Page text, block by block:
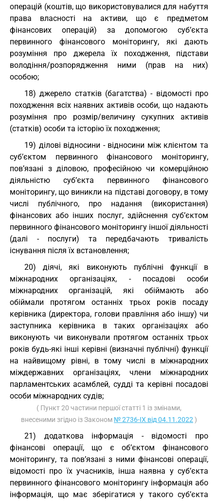
операцій (коштів, що використовувалися для набуття
права власності на активи, що є предметом
фінансових операцій) за допомогою суб’єкта
первинного фінансового моніторингу, які дають
розуміння про джерела їх походження, підстави
володіння/розпорядження ними (прав на них)
особою;
18) джерело статків (багатства) - відомості про
походження всіх наявних активів особи, що надають
розуміння про розмір/величину сукупних активів
(статків) особи та історію їх походження;
19) ділові відносини - відносини між клієнтом та
суб’єктом первинного фінансового моніторингу,
пов’язані з діловою, професійною чи комерційною
діяльністю суб’єкта первинного фінансового
моніторингу, що виникли на підставі договору, в тому
числі публічного, про надання (використання)
фінансових або інших послуг, здійснення суб’єктом
первинного фінансового моніторингу іншої діяльності
(далі - послуги) та передбачають тривалість
існування після їх встановлення;
20) діячі, які виконують публічні функції в
міжнародних організаціях, - посадові особи
міжнародних організацій, які обіймають або
обіймали протягом останніх трьох років посаду
керівника (директора, голови правління або іншу) чи
заступника керівника в таких організаціях або
виконують чи виконували протягом останніх трьох
років будь-які інші керівні (визначні публічні) функції
на найвищому рівні, в тому числі в міжнародних
міждержавних організаціях, члени міжнародних
парламентських асамблей, судді та керівні посадові
особи міжнародних судів;
( Пункт 20 частини першої статті 1 із змінами,
внесеними згідно із Законом № 2736-IX від 04.11.2022 )
21) додаткова інформація - відомості про
фінансові операції, що є об’єктом фінансового
моніторингу, та пов’язані з ними фінансові операції,
відомості про їх учасників, інша наявна у суб’єкта
первинного фінансового моніторингу інформація або
інформація, що має зберігатися у такого суб’єкта